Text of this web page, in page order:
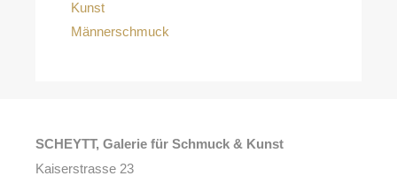
Kunst
Männerschmuck
SCHEYTT, Galerie für Schmuck & Kunst
Kaiserstrasse 23